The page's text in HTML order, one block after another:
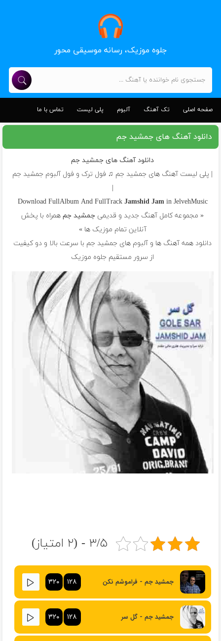
جلوه موزیک، رسانه موسیقی محور
صفحه اصلی تک آهنگ آلبوم پلی لیست تماس با ما
دانلود آهنگ های جمشید جم
دانلود آهنگ های جمشید جم
| پلی لیست آهنگ های جمشید جم ♫ فول ترک و فول آلبوم جمشید جم
|
Download FullAlbum And FullTrack Jamshid Jam in JelvehMusic
« مجموعه کامل آهنگ جدید و قدیمی جمشید جمهمراه با پخش
آنلاین تمام موزیک ها »
دانلود همه آهنگ ها و آلبوم های جمشید جم با سرعت بالا و دو کیفیت
از سرور مستقیم جلوه موزیک
۳/۵ - (۲ امتیاز)
جمشید جم - فراموشم نکن ۱۲۸ ۳۲۰
جمشید جم - گل سر ۱۲۸ ۳۲۰